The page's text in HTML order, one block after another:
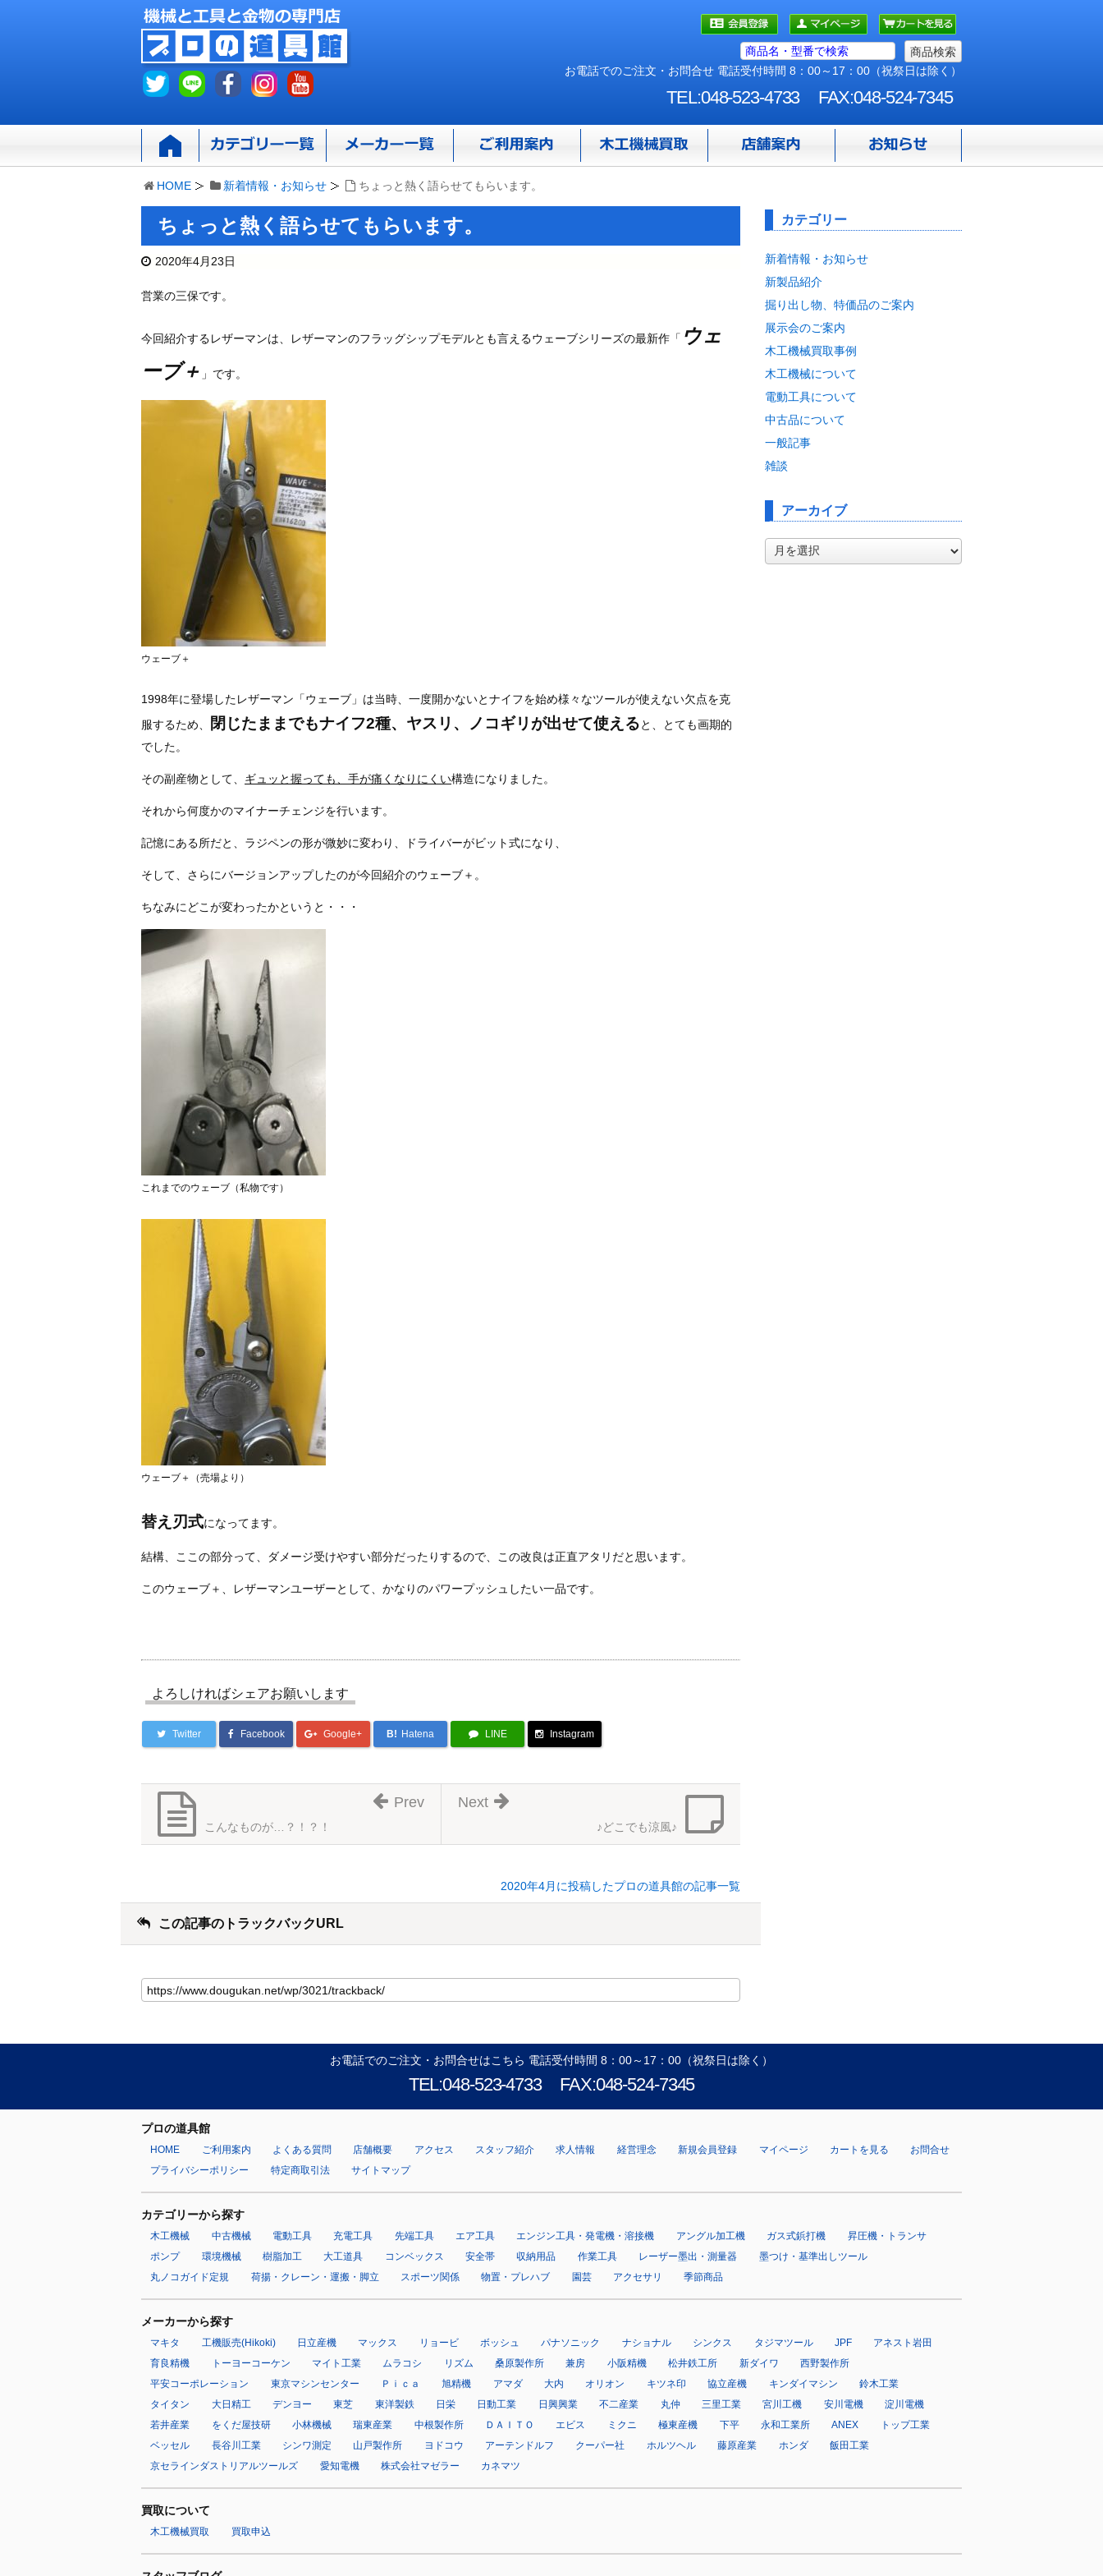
お電話でのご注文・お問合せ 電話受付時間 8：00～17：00（祝祭日は除く）
TEL:048-523-4733 FAX:048-524-7345
HOME 新着情報・お知らせ ちょっと熱く語らせてもらいます。
ちょっと熱く語らせてもらいます。
2020年4月23日
営業の三保です。
今回紹介するレザーマンは、レザーマンのフラッグシップモデルとも言えるウェーブシリーズの最新作「 ウェ
ーブ＋ 」です。
ウェーブ＋
1998年に登場したレザーマン「ウェーブ」は当時、一度開かないとナイフを始め様々なツールが使えない欠点を克
服するため、
閉じたままでもナイフ2種、ヤスリ、ノコギリが出せて使えると、とても画期的
でした。
その副産物として、 ギュッと握っても、手が痛くなりにくい構造になりました。
それから何度かのマイナーチェンジを行います。
記憶にある所だと、ラジペンの形が微妙に変わり、ドライバーがビット式になり、
そして、さらにバージョンアップしたのが今回紹介のウェーブ＋。
ちなみにどこが変わったかというと・・・
これまでのウェーブ（私物です）
ウェーブ＋（売場より）
替え刃式になってます。
結構、ここの部分って、ダメージ受けやすい部分だったりするので、この改良は正直アタリだと思います。
このウェーブ＋、レザーマンユーザーとして、かなりのパワープッシュしたい一品です。
よろしければシェアお願いします
Twitter Facebook Google+ B! Hatena LINE Instagram
♪どこでも涼風♪
Next
こんなものが…？！？！
Prev
2020年4月に投稿したプロの道具館の記事一覧
この記事のトラックバックURL
カテゴリー
新着情報・お知らせ
新製品紹介
掘り出し物、特価品のご案内
展示会のご案内
木工機械買取事例
木工機械について
電動工具について
中古品について
一般記事
雑談
アーカイブ
ー
お電話でのご注文・お問合せはこちら 電話受付時間 8：00～17：00（祝祭日は除く）
TEL:048-523-4733 FAX:048-524-7345
プロの道具館
HOME ご利用案内 よくある質問 店舗概要 アクセス スタッフ紹介 求人情報 経営理念 新規会員登録 マイページ カートを見る
お問合せ
プライバシーポリシー
特定商取引法 サイトマップ
カテゴリーから探す
木工機械 中古機械 電動工具 充電工具 先端工具 エア工具 エンジン工具・発電機・溶接機 アングル加工機 ガス式鋲打機
昇圧機・トランサ
ポンプ
環境機械 樹脂加工 大工道具 コンベックス 安全帯 収納用品 作業工具 レーザー墨出・測量器
墨つけ・基準出しツール
丸ノコガイド定規
荷揚・クレーン・運搬・脚立 スポーツ関係 物置・プレハブ 園芸 アクセサリ 季節商品
メーカーから探す
マキタ 工機販売(Hikoki) 日立産機 マックス リョービ ボッシュ パナソニック ナショナル シンクス タジマツール JPF
アネスト岩田
育良精機
トーヨーコーケン マイト工業 ムラコシ リズム 桑原製作所 兼房 小阪精機 松井鉄工所 新ダイワ
西野製作所
平安コーポレーション
東京マシンセンター Ｐｉｃａ 旭精機 アマダ 大内 オリオン キツネ印 協立産機 キンダイマシン
鈴木工業
タイタン
大日精工 デンヨー 東芝 東洋製鉄 日栄 日動工業 日興興業 不二産業 丸仲 三里工業 宮川工機 安川電機
淀川電機
若井産業
をくだ屋技研 小林機械 瑞東産業 中根製作所 ＤＡＩＴＯ エビス ミクニ 極東産機 下平 永和工業所 ANEX
トップ工業
ベッセル
長谷川工業 シンワ測定 山戸製作所 ヨドコウ アーテンドルフ クーパー社 ホルツヘル 藤原産業 ホンダ
飯田工業
京セラインダストリアルツールズ
愛知電機 株式会社マゼラー カネマツ
買取について
木工機械買取 買取申込